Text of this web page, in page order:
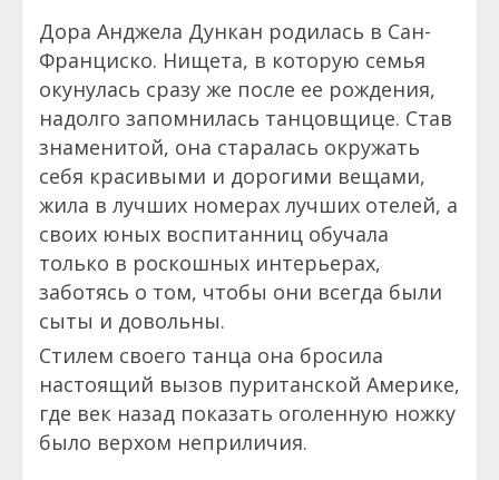
Дора Анджела Дункан родилась в Сан-
Франциско. Нищета, в которую семья
окунулась сразу же после ее рождения,
надолго запомнилась танцовщице. Став
знаменитой, она старалась окружать
себя красивыми и дорогими вещами,
жила в лучших номерах лучших отелей, а
своих юных воспитанниц обучала
только в роскошных интерьерах,
заботясь о том, чтобы они всегда были
сыты и довольны.
Стилем своего танца она бросила
настоящий вызов пуританской Америке,
где век назад показать оголенную ножку
было верхом неприличия.